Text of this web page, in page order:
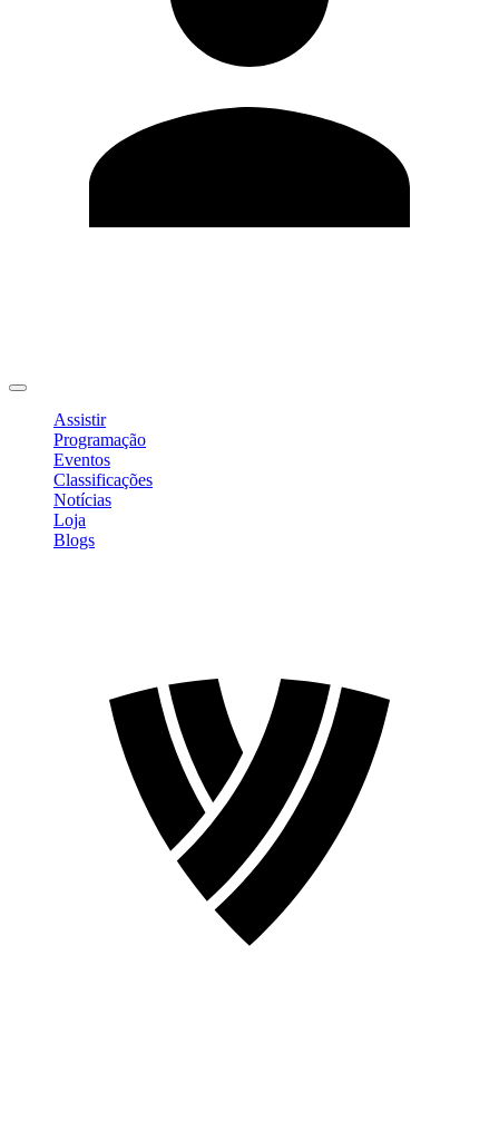
Assistir
Programação
Eventos
Classificações
Notícias
Loja
Blogs